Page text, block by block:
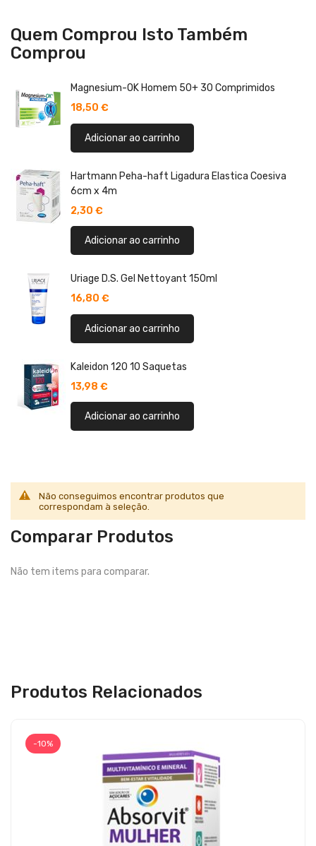
Quem Comprou Isto Também
Comprou
Magnesium-OK Homem 50+ 30 Comprimidos
18,50 €
Adicionar ao carrinho
Hartmann Peha-haft Ligadura Elastica Coesiva
6cm x 4m
2,30 €
Adicionar ao carrinho
Uriage D.S. Gel Nettoyant 150ml
16,80 €
Adicionar ao carrinho
Kaleidon 120 10 Saquetas
13,98 €
Adicionar ao carrinho
Não conseguimos encontrar produtos que
correspondam à seleção.
Comparar Produtos
Não tem items para comparar.
Produtos Relacionados
-10%